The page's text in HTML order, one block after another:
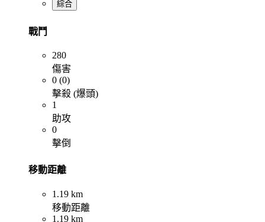
綜合
戰鬥
280
傷害
0 (0)
擊殺 (爆頭)
1
助攻
0
擊倒
移動距離
1.19 km
移動距離
1.19 km